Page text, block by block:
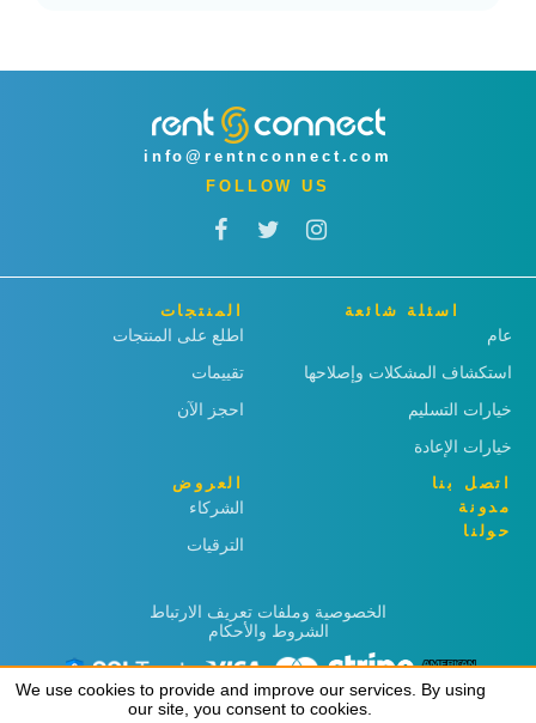
info@rentnconnect.com
FOLLOW US
المنتجات
اطلع على المنتجات
تقييمات
احجز الآن
اسئلة شائعة
عام
استكشاف المشكلات وإصلاحها
خيارات التسليم
خيارات الإعادة
العروض
الشركاء
الترقيات
اتصل بنا
مدونة
حولنا
الخصوصية وملفات تعريف الارتباط
الشروط والأحكام
We use cookies to provide and improve our services. By using
our site, you consent to cookies.
We use cookies to provide and improve our services. By using
our site, you consent to cookies.